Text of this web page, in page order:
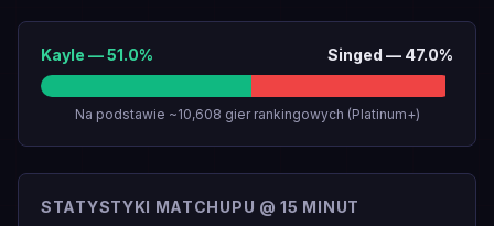
Kayle —51.0% Singed — 47.0%
Na podstawie ~10,608 gier rankingowych (Platinum+)
STATYSTYKI MATCHUPU @ 15 MINUT